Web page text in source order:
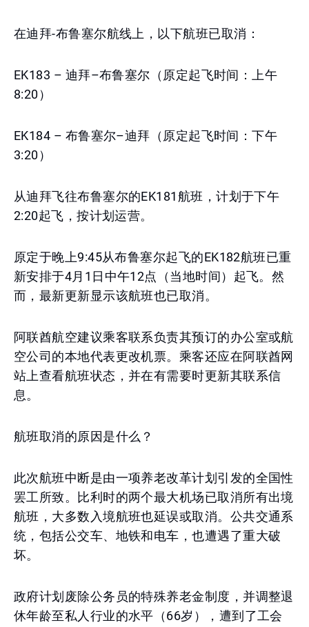
在迪拜-布鲁塞尔航线上，以下航班已取消：
EK183 – 迪拜–布鲁塞尔（原定起飞时间：上午
8:20）
EK184 – 布鲁塞尔–迪拜（原定起飞时间：下午
3:20）
从迪拜飞往布鲁塞尔的EK181航班，计划于下午
2:20起飞，按计划运营。
原定于晚上9:45从布鲁塞尔起飞的EK182航班已重
新安排于4月1日中午12点（当地时间）起飞。然
而，最新更新显示该航班也已取消。
阿联酋航空建议乘客联系负责其预订的办公室或航
空公司的本地代表更改机票。乘客还应在阿联酋网
站上查看航班状态，并在有需要时更新其联系信
息。
航班取消的原因是什么？
此次航班中断是由一项养老改革计划引发的全国性
罢工所致。比利时的两个最大机场已取消所有出境
航班，大多数入境航班也延误或取消。公共交通系
统，包括公交车、地铁和电车，也遭遇了重大破
坏。
政府计划废除公务员的特殊养老金制度，并调整退
休年龄至私人行业的水平（66岁），遭到了工会